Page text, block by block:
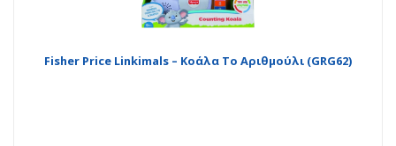
Fisher Price Linkimals – Κοάλα Το Αριθμούλι (GRG62)